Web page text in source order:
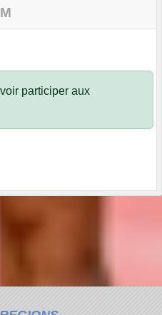
participer aux